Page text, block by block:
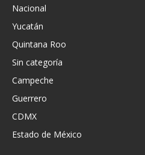
Nacional
Yucatán
Quintana Roo
Sin categoría
Campeche
Guerrero
CDMX
Estado de México